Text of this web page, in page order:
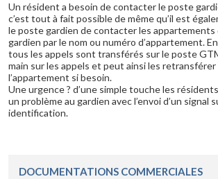
Un résident a besoin de contacter le poste
c’est tout à fait possible de même qu’il est
le poste gardien de contacter les
gardien par le nom ou numéro d’appartement.
tous les appels sont transférés sur le poste
main sur les appels et peut ainsi les
l’appartement si besoin.
Une urgence ? d’une simple touche les
un problème au gardien avec l’envoi d’un signal
identification.
DOCUMENTATIONS COMMERCIALES